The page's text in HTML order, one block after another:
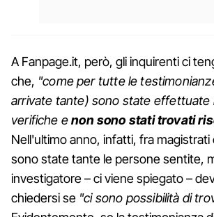
A Fanpage.it, però, gli inquirenti ci
che, "come per tutte le
arrivate tante) sono state effettuate
verifiche enon sono stati trovati
Nell'ultimo anno, infatti, fra magistrati
sono state tante le persone sentite,
investigatore – ci viene spiegato –
chiedersi se "ci sono possibilità di